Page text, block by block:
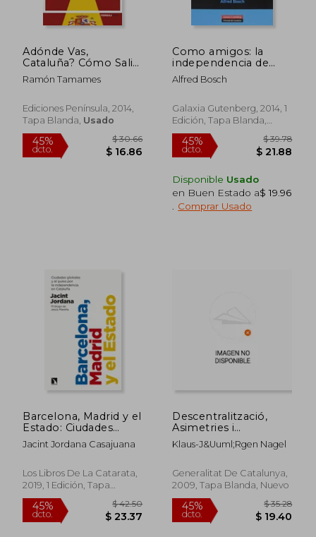
45%
Adónde Vas,
Cataluña? Cómo Salir
del Laberinto
Independentista
Ramón Tamames
Ediciones Península, 2014,
Tapa Blanda, Usado
Como amigos: la
independencia de
Cataluña interesa a
los españoles
Alfred Bosch
Galaxia Gutenberg, 2014, 1
Edición, Tapa Blanda,
Nuevo
Disponible Usado
en Buen Estado a$ 19.96
Comprar Usado
Barcelona, Madrid y el
Estado: Ciudades
Globales y el Pulso
por la Independencia
Jacint Jordana Casajuana
Los Libros De La Catarata,
2019, 1 Edición, Tapa
Blanda, Nuevo
Descentralització,
Asimetries i
Processos de
Resimetrització a
Regne Unit, Itàlia i
Espanya: 66 (Institut
Autonòmics) (en
Catalán)
Klaus-J&Uuml;Rgen Nagel
Generalitat De Catalunya,
2009, Tapa Blanda, Nuevo